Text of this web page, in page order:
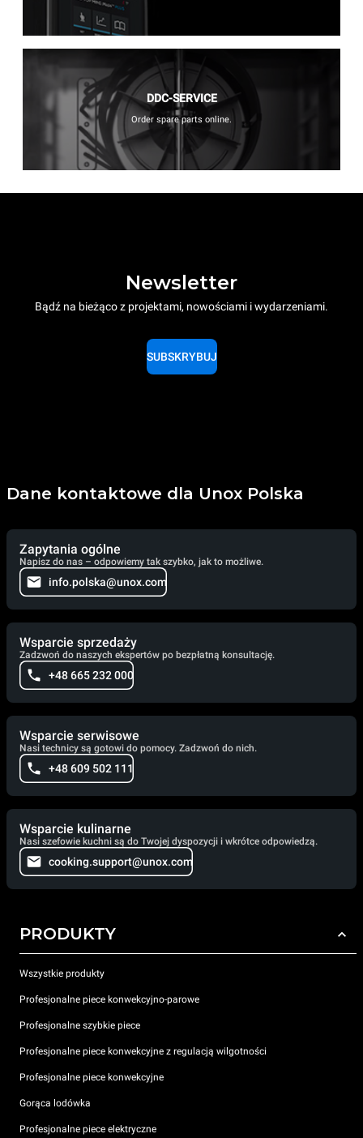
DDC-SERVICE
Order spare parts online.
Newsletter
Bądź na bieżąco z projektami, nowościami i wydarzeniami.
SUBSKRYBUJ
Dane kontaktowe dla Unox Polska
Zapytania ogólne
Napisz do nas – odpowiemy tak szybko, jak to możliwe.
info.polska@unox.com
Wsparcie sprzedaży
Zadzwoń do naszych ekspertów po bezpłatną konsultację.
+48 665 232 000
Wsparcie serwisowe
Nasi technicy są gotowi do pomocy. Zadzwoń do nich.
+48 609 502 111
Wsparcie kulinarne
Nasi szefowie kuchni są do Twojej dyspozycji i wkrótce odpowiedzą.
cooking.support@unox.com
PRODUKTY
Wszystkie produkty
Profesjonalne piece konwekcyjno-parowe
Profesjonalne szybkie piece
Profesjonalne piece konwekcyjne z regulacją wilgotności
Profesjonalne piece konwekcyjne
Gorąca lodówka
Profesjonalne piece elektryczne